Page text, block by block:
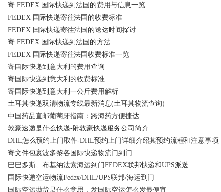
寄 FEDEX 国际快递到法国的费用与信息一览
FEDEX 国际快递寄往法国的收费标准
FEDEX 国际快递寄往法国的送达时间探讨
寄 FEDEX 国际快递到法国的方法
FEDEX 国际快递寄往法国收费标准一览
寄国际快递到意大利的费用查询
寄国际快递到意大利的收费标准
寄国际快递到意大利一公斤费用解析
土耳其快递双清物流专线最新消息(土耳其物流查询)
中国药品直邮葡萄牙指南：跨海药方便捷达
敦豪速递是什么快递-附敦豪快递服务公司简介
DHL怎么预约上门取件-DHL预约上门详细介绍其预约流程和注意事项
寄文件包裹波多黎各国际快递物流门到门
巴巴多斯、布基纳法索海运到门FEDEX联邦快递和UPS派送
国际快递空运物流Fedex/DHL/UPS联邦/海运到门
国际空运抛货是什么意思，发国际空运怎么发最便宜